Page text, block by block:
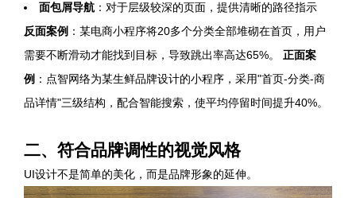
面包屑导航 ：对于层级较深的页面，提供清晰的路径指示
反面案例 ：某电商小程序将20多个分类全部堆砌在首页，用户
需要不断滑动才能找到目标，导致跳出率高达65%。 正面案
例 ：点智网络为某生鲜品牌设计的小程序，采用"首页-分类-商
品详情"三级结构，配合智能搜索，使平均停留时间提升40%。
二、符合品牌调性的视觉风格
UI设计不是简单的美化，而是品牌形象的延伸。